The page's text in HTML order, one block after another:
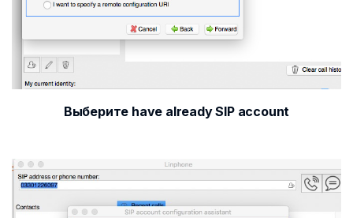
Выберите have already SIP account